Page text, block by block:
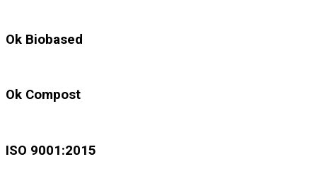
Ok Biobased
Ok Compost
ISO 9001:2015